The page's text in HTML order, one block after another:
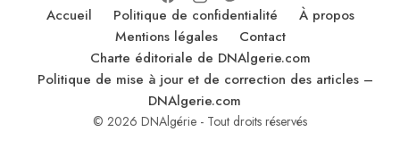
Accueil Politique de confidentialité
À propos
Mentions légales
Contact
Charte éditoriale de DNAlgerie.com
Politique de mise à jour et de correction des articles –
DNAlgerie.com
© 2026 DNAlgérie - Tout droits réservés